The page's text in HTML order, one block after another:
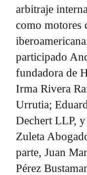
arbitraje
como motores
participado
fundadora de
Irma Rivera
Urrutia;
Dechert LLP,
Zuleta
parte, Juan
Pérez